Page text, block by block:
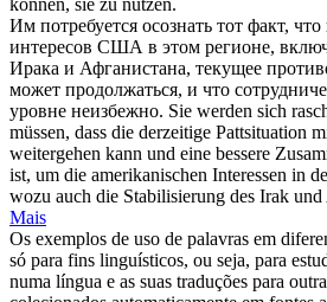
können, sie zu nutzen.
Им потребуется осознать тот факт,
интересов США в этом регионе,
Ирака и Афганистана, текущее
может продолжаться, и что
уровне неизбежно. Sie werden sich
müssen, dass die derzeitige Pattsituation
weitergehen kann und eine bessere
ist, um die amerikanischen Interessen in
wozu auch die Stabilisierung des Irak
Mais
Os exemplos de uso de palavras em
só para fins linguísticos, ou seja, para
numa língua e as suas traduções para